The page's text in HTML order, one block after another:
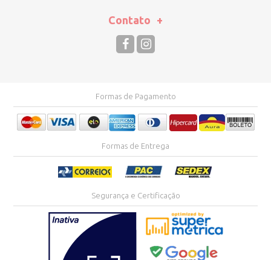
Contato
Formas de Pagamento
Formas de Entrega
Segurança e Certificação